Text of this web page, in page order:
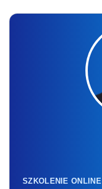
SZKOLENIE ONLINE